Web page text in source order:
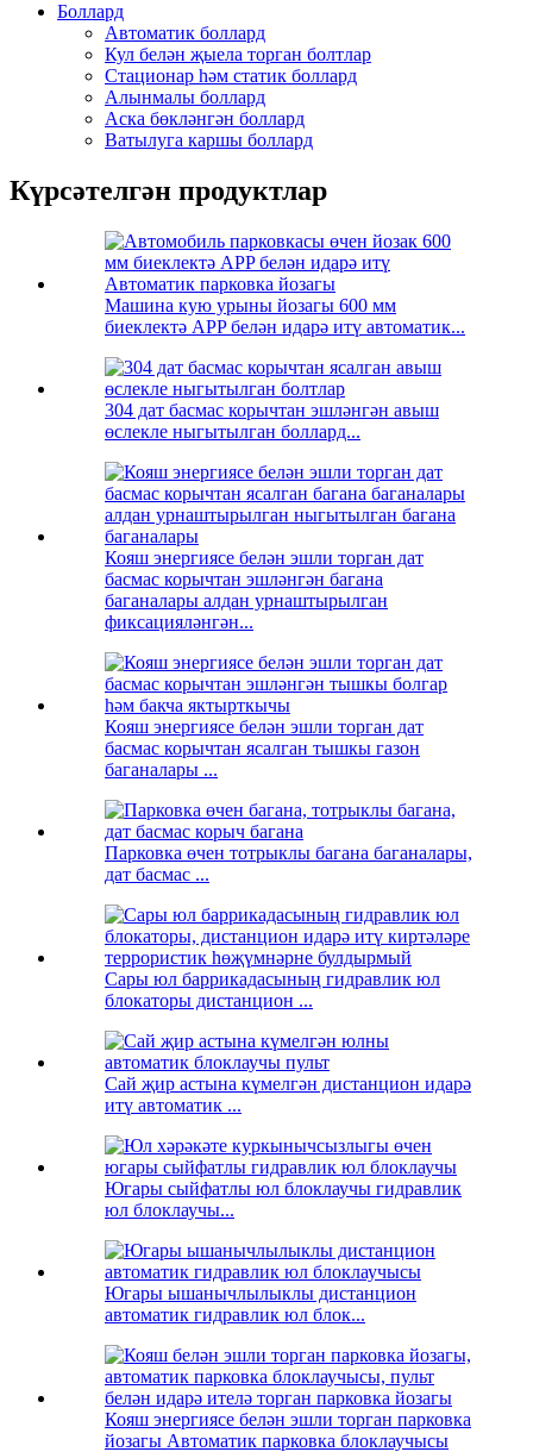
Боллард
Автоматик боллард
Кул белән җыела торган болтлар
Стационар һәм статик боллард
Алынмалы боллард
Аска бөкләнгән боллард
Ватылуга каршы боллард
Күрсәтелгән продуктлар
Машина кую урыны йозагы 600 мм
биеклектә APP белән идарә итү автоматик...
304 дат басмас корычтан эшләнгән авыш
өслекле ныгытылган боллард...
Кояш энергиясе белән эшли торган дат
басмас корычтан эшләнгән багана
баганалары алдан урнаштырылган
фиксацияләнгән...
Кояш энергиясе белән эшли торган дат
басмас корычтан ясалган тышкы газон
баганалары ...
Парковка өчен тотрыклы багана баганалары,
дат басмас ...
Сары юл баррикадасының гидравлик юл
блокаторы дистанцион ...
Сай җир астына күмелгән дистанцион идарә
итү автоматик ...
Югары сыйфатлы юл блоклаучы гидравлик
юл блоклаучы...
Югары ышанычлылыклы дистанцион
автоматик гидравлик юл блок...
Кояш энергиясе белән эшли торган парковка
йозагы Автоматик парковка блоклаучысы